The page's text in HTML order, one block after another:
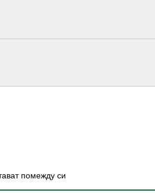
помежду си